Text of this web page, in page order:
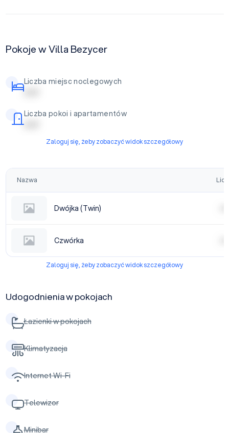
Pokoje w Villa Bezycer
Liczba miejsc noclegowych
| | | | |
Liczba pokoi i apartamentów
| | | | |
Zaloguj się, żeby zobaczyć widok szczegółowy
Nazwa
Dwójka (Twin)
Czwórka
Zaloguj się, żeby zobaczyć widok szczegółowy
Udogodnienia w pokojach
Łazienki w pokojach
Klimatyzacja
Internet Wi-Fi
Telewizor
Minibar